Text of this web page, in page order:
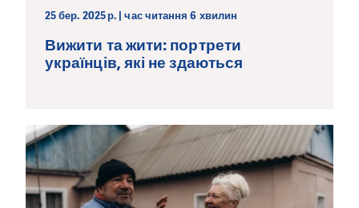
25 бер. 2025 р. | час читання 6 хвилин
Вижити та жити: портрети
українців, які не здаються